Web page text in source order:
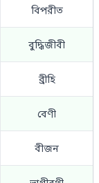
বিপরীত
বুদ্ধিজীবী
ব্রীহি
বেণী
বীজন